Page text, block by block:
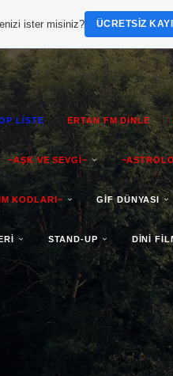
LİSTE ERTAN FM DİNLE
~AŞK VE SEVGİ~
KODLARI~ GİF DÜNYASI
STAND-UP DİNİ
ister misiniz? ÜCRETSIZ